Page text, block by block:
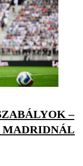
–
MADRIDNÁL